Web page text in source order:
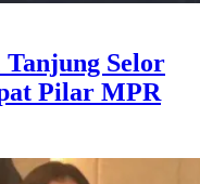
Tanjung Selor
Pilar MPR